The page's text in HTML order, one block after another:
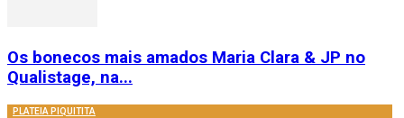
Os bonecos mais amados Maria Clara & JP no
Qualistage, na...
PLATEIA PIQUITITA